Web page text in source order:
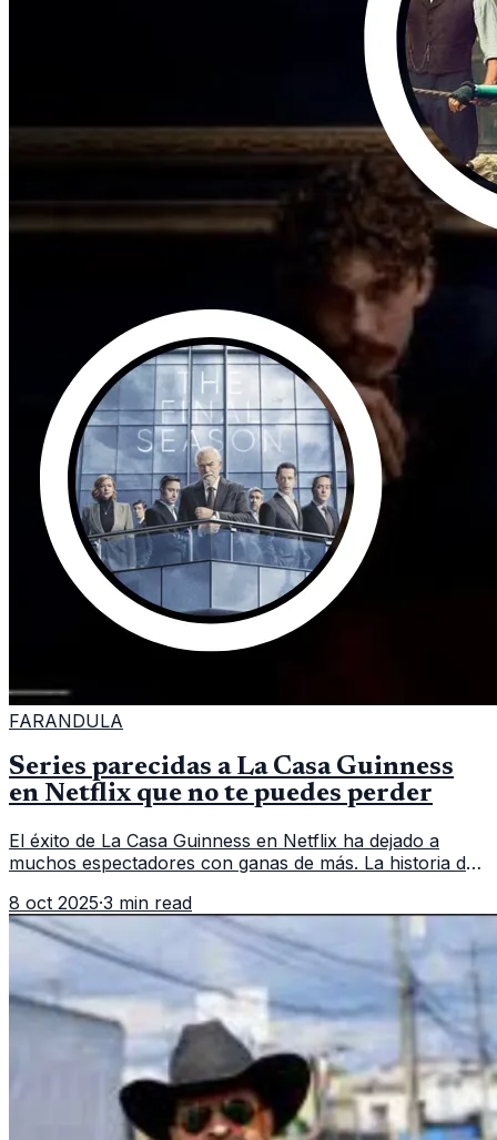
FARANDULA
Series parecidas a La Casa Guinness
en Netflix que no te puedes perder
El éxito de La Casa Guinness en Netflix ha dejado a
muchos espectadores con ganas de más. La historia de
político, económic
8 oct 2025·3 min read